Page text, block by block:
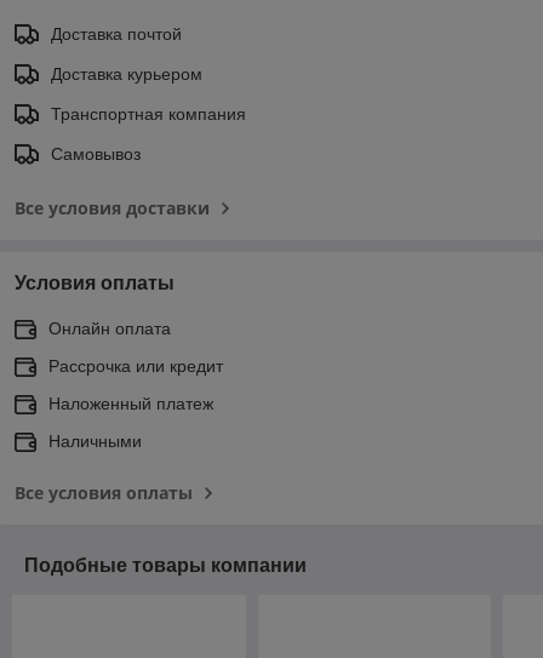
Доставка почтой
Доставка курьером
Транспортная компания
Самовывоз
Все условия доставки
Условия оплаты
Онлайн оплата
Рассрочка или кредит
Наложенный платеж
Наличными
Все условия оплаты
Подобные товары компании